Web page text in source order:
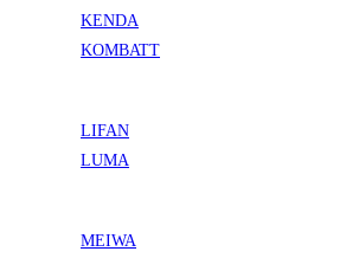
KENDA
KOMBATT
LIFAN
LUMA
MEIWA